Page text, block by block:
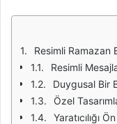
Resimli Ramazan
Resimli
Duygusal Bir
Özel
Yaratıcılığı